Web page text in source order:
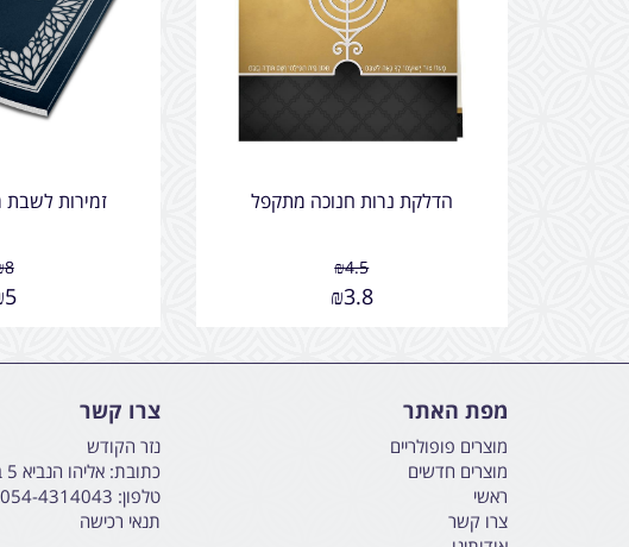
הדלקת נרות חנוכה מתקפל
₪4.5
₪3.8
זמירות לשבת
8
5
מפת האתר
מוצרים פופולריים
מוצרים חדשים
ראשי
צרו קשר
צרו קשר
נזר הקודש
כתובת: אליהו הנביא 5 בני ברק - ישראל
טלפון: 054-4314043
תנאי רכישה